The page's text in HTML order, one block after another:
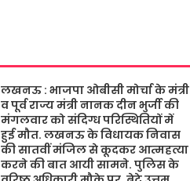
लखनऊ : भाजपा ओबीसी मोर्चा के मंत्री
व पूर्व राज्य मंत्री नानक दीन भुर्जी की
मंगलवार को संदिग्ध परिस्थितियों में
हुई मौत. लखनऊ के विधायक निवास
की सातवीं मंजिल से कूदकर आत्महत्या
करने की बात आयी सामने. पुलिस के